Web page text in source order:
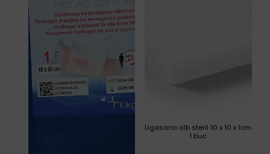
Ligasano alb steril 10 x 10 x 1cm
1 buc